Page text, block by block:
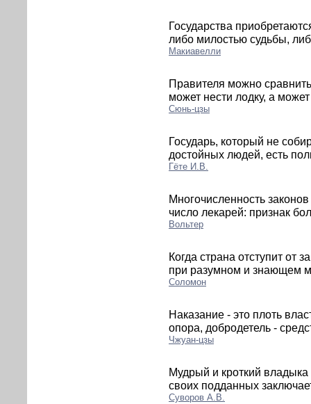
Государства
либо милостью судьбы,
Макиавелли
Правителя можно
может нести лодку, а
Сюнь-цзы
Государь, который не
достойных людей, есть
Гёте И.В.
Многочисленность
число лекарей: признак
Вольтер
Когда страна отступит от
при разумном и знающем
Соломон
Наказание - это плоть
опора, добродетель -
Чжуан-цзы
Мудрый и кроткий
своих подданных
Суворов А.В.